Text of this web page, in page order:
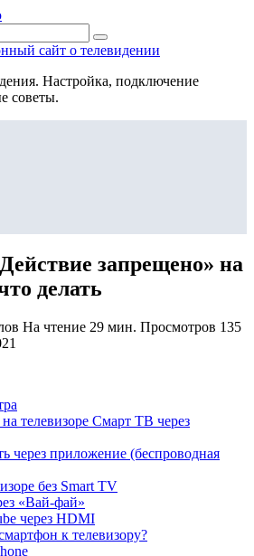
сайт о телевидении
Настройка, подключение
советы.
запрещено» на
делать
На чтение 29 мин. Просмотров 135
телевизоре Смарт ТВ через
через приложение (беспроводная
без Smart TV
«Вай-фай»
через HDMI
к телевизору?